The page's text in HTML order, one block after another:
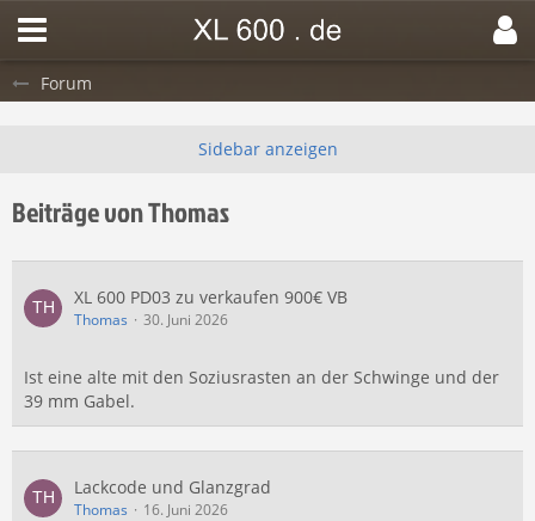
Forum
Beiträge von Thomas
XL 600 PD03 zu verkaufen 900€ VB
Thomas 30. Juni 2026
Ist eine alte mit den Soziusrasten an der Schwinge und der
39 mm Gabel.
Lackcode und Glanzgrad
Thomas 16. Juni 2026